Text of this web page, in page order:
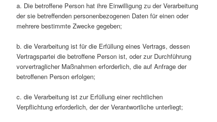
a. Die betroffene Person hat ihre Einwilligung zu der Verarbeitung
der sie betreffenden personenbezogenen Daten für einen oder
mehrere bestimmte Zwecke gegeben;
b. die Verarbeitung ist für die Erfüllung eines Vertrags, dessen
Vertragspartei die betroffene Person ist, oder zur Durchführung
vorvertraglicher Maßnahmen erforderlich, die auf Anfrage der
betroffenen Person erfolgen;
c. die Verarbeitung ist zur Erfüllung einer rechtlichen
Verpflichtung erforderlich, der der Verantwortliche unterliegt;